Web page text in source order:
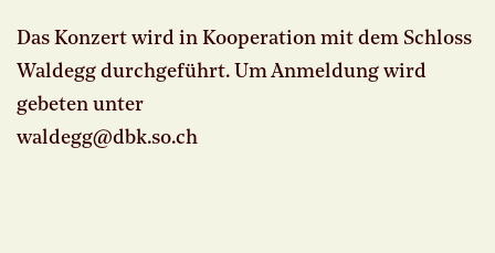
Das Konzert wird in Kooperation mit dem Schloss
Waldegg durchgeführt. Um Anmeldung wird
gebeten unter
waldegg@dbk.so.ch